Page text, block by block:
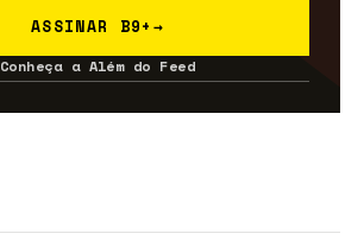
ASSINAR B9+ →
Conheça a Além do Feed